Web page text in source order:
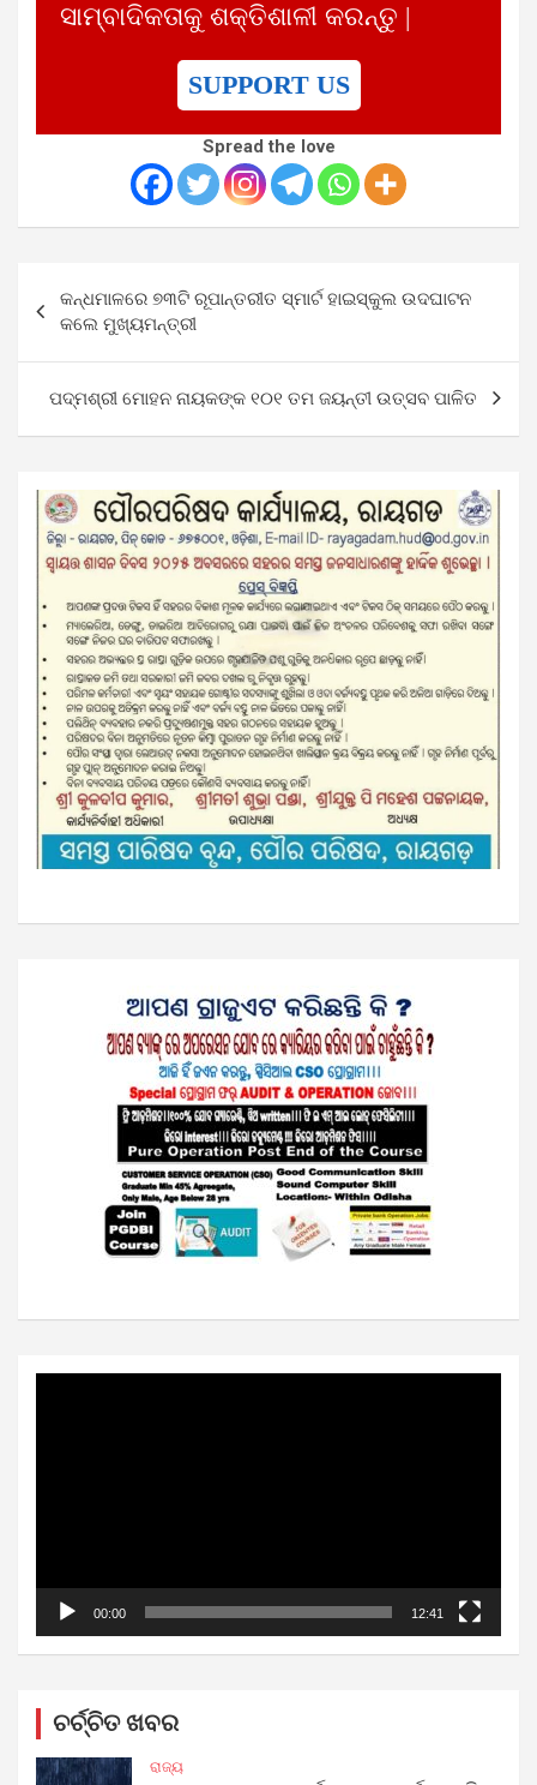
ସାମ୍ବାଦିକତାକୁ ଶକ୍ତିଶାଳୀ କରନ୍ତୁ |
SUPPORT US
Spread the love
navigation
କନ୍ଧମାଳରେ ୭୩ଟି ରୂପାନ୍ତରୀତ ସ୍ମାର୍ଟ ହାଇସ୍କୁଲ ଉଦଘାଟନ
କଲେ ମୁଖ୍ୟମନ୍ତ୍ରୀ
ପଦ୍ମଶ୍ରୀ ମୋହନ ନାୟକଙ୍କ ୧୦୧ ତମ ଜୟନ୍ତୀ ଉତ୍ସବ ପାଳିତ
00:00 12:41
ଚର୍ଚ୍ଚିତ ଖବର
ରାଜ୍ୟ